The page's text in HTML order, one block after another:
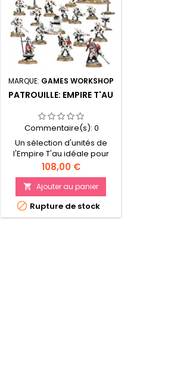
MARQUE: GAMES WORKSHOP
PATROUILLE: EMPIRE T'AU
Commentaire(s): 0
Un sélection d'unités de
l'Empire T'au idéale pour
commencer et agrandir
une armée Une force au
format Patrouille dans une
boîte Contient 23 figurines
plastique à assembler
Prix
108,00 €
 Ajouter au panier
 Rupture de stock